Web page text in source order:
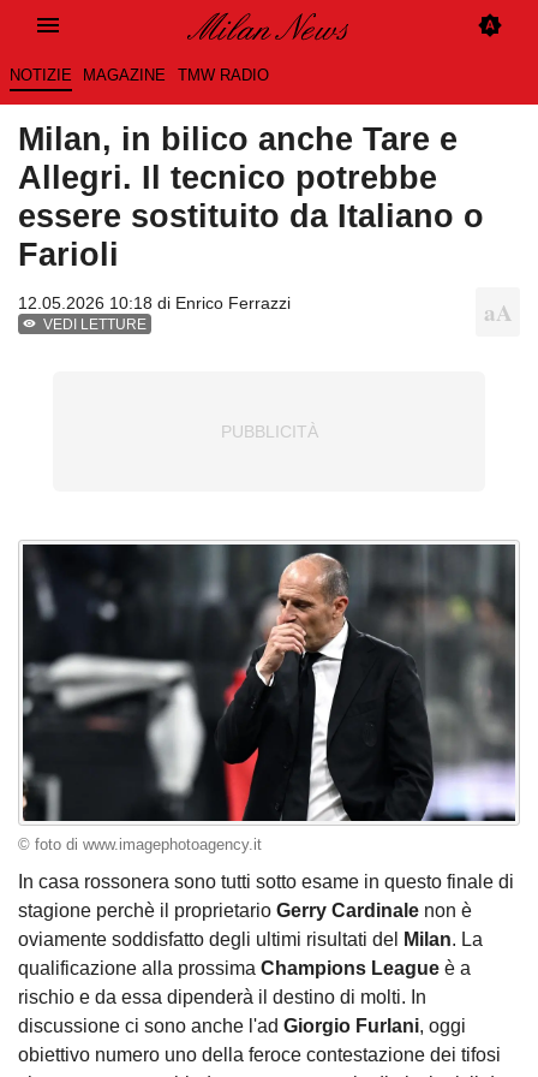
NOTIZIE MAGAZINE TMW RADIO
Milan, in bilico anche Tare e
Allegri. Il tecnico potrebbe
essere sostituito da Italiano o
Farioli
12.05.2026 10:18 di Enrico Ferrazzi
VEDI LETTURE
© foto di www.imagephotoagency.it
In casa rossonera sono tutti sotto esame in questo finale di
stagione perchè il proprietario Gerry Cardinale non è
oviamente soddisfatto degli ultimi risultati del
Milan. La
qualificazione alla prossima Champions League è a
rischio e da essa dipenderà il destino di molti. In
discussione ci sono anche l'ad Giorgio Furlani, oggi
obiettivo numero uno della feroce contestazione dei tifosi